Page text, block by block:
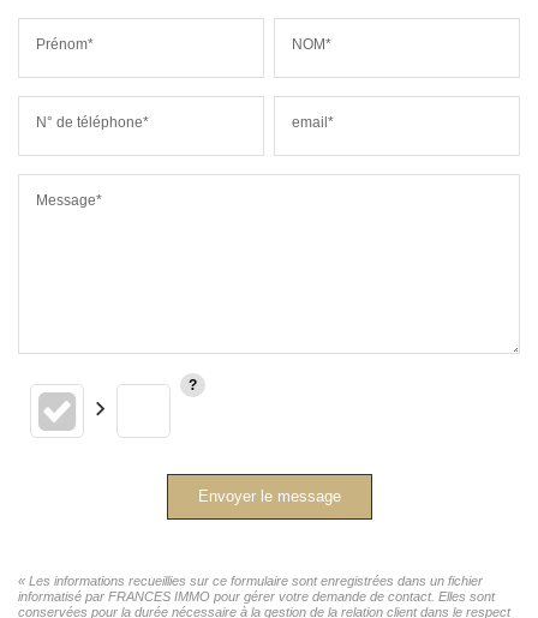
Prénom* NOM*
N° de téléphone* email*
Message*
Envoyer le message
« Les informations recueillies sur ce formulaire sont enregistrées dans un fichier
informatisé par FRANCES IMMO pour gérer votre demande de contact. Elles sont
conservées pour la durée nécessaire à la gestion de la relation client dans le respect